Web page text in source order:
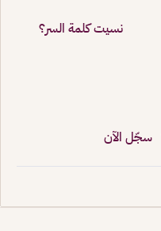
نسيت كلمة السر؟
سجّل الآن